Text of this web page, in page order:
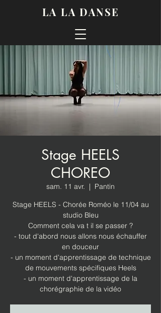
LA LA DANSE
Stage HEELS
CHOREO
sam. 11 avr.
  |
Pantin
Stage HEELS - Chorée Roméo le 11/04 au
studio Bleu
Comment cela va t il se passer ?
- tout d'abord nous allons nous échauffer
en douceur
- un moment d'apprentissage de technique
de mouvements spécifiques Heels
- un moment d'apprentissage de la
chorégraphie de la vidéo